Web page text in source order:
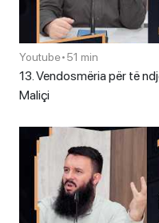
Youtube•51 min
13. Vendosmëria për të
Maliçi